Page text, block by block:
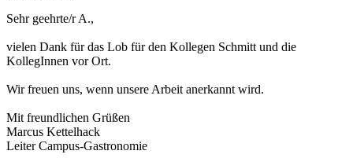
Sehr geehrte/r A.,
vielen Dank für das Lob für den Kollegen Schmitt und die
KollegInnen vor Ort.
Wir freuen uns, wenn unsere Arbeit anerkannt wird.
Mit freundlichen Grüßen
Marcus Kettelhack
Leiter Campus-Gastronomie